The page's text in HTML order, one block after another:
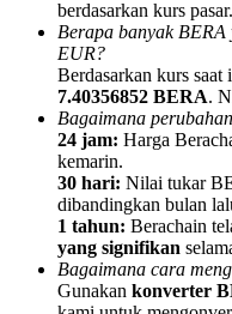
Referensi
Undang teman untuk
BTC Welcome Rewards
berdasarkan kurs pasar.
Berapa banyak BERA
EUR?
Berdasarkan kurs saat
7.40356852 BERA.
Bagaimana
24 jam: Harga
kemarin.
30 hari: Nilai tukar
dibandingkan bulan
1 tahun: Berachain
yang signifikan
Bagaimana cara
Gunakan konverter